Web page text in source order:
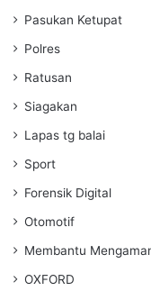
Pasukan Ketupat
Polres
Ratusan
Siagakan
Lapas tg balai
Sport
Forensik Digital
Otomotif
Membantu
OXFORD